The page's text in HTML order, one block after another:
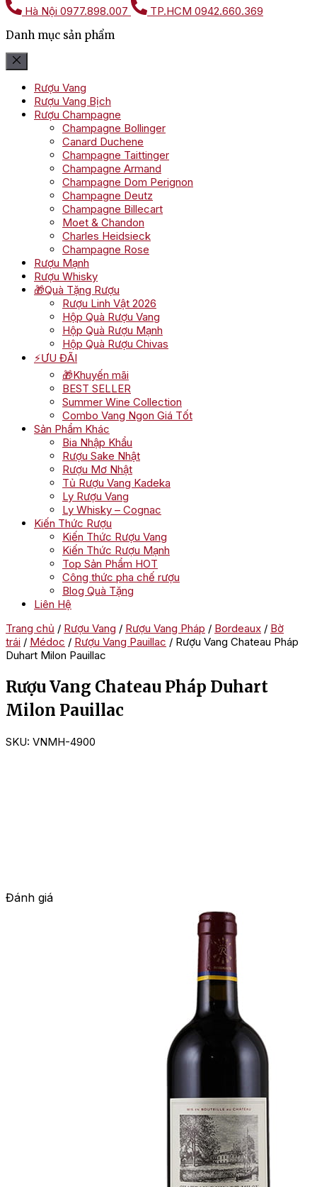
Hà Nội 0977.898.007 TP.HCM 0942.660.369
Danh mục sản phẩm
Rượu Vang
Rượu Vang Bịch
Rượu Champagne
Champagne Bollinger
Canard Duchene
Champagne Taittinger
Champagne Armand
Champagne Dom Perignon
Champagne Deutz
Champagne Billecart
Moet & Chandon
Charles Heidsieck
Champagne Rose
Rượu Mạnh
Rượu Whisky
🎁Quà Tặng Rượu
Rượu Linh Vật 2026
Hộp Quà Rượu Vang
Hộp Quà Rượu Mạnh
Hộp Quà Rượu Chivas
⚡ƯU ĐÃI
🎁Khuyến mãi
BEST SELLER
Summer Wine Collection
Combo Vang Ngon Giá Tốt
Sản Phẩm Khác
Bia Nhập Khẩu
Rượu Sake Nhật
Rượu Mơ Nhật
Tủ Rượu Vang Kadeka
Ly Rượu Vang
Ly Whisky – Cognac
Kiến Thức Rượu
Kiến Thức Rượu Vang
Kiến Thức Rượu Mạnh
Top Sản Phẩm HOT
Công thức pha chế rượu
Blog Quà Tặng
Liên Hệ
Trang chủ / Rượu Vang / Rượu Vang Pháp / Bordeaux / Bờ
trái / Médoc / Rượu Vang Pauillac / Rượu Vang Chateau Pháp
Duhart Milon Pauillac
Rượu Vang Chateau Pháp Duhart
Milon Pauillac
SKU: VNMH-4900
Đánh giá